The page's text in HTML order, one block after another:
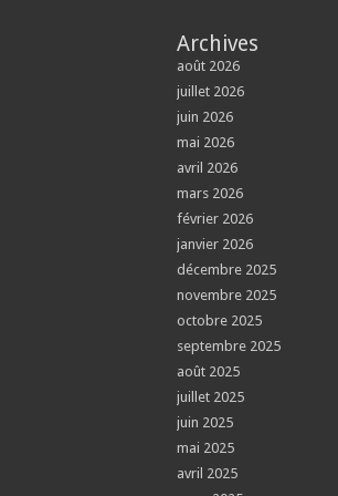
Archives
août 2026
juillet 2026
juin 2026
mai 2026
avril 2026
mars 2026
février 2026
janvier 2026
décembre 2025
novembre 2025
octobre 2025
septembre 2025
août 2025
juillet 2025
juin 2025
mai 2025
avril 2025